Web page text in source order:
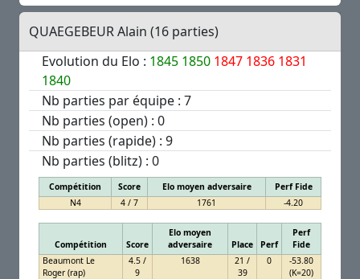
QUAEGEBEUR Alain (16 parties)
Evolution du Elo : 1845 1850 1847 1836 1831
1840
Nb parties par équipe : 7
Nb parties (open) : 0
Nb parties (rapide) : 9
Nb parties (blitz) : 0
Compétition Score Elo moyen adversaire
Perf Fide
N4
4 / 7 1761 -4.20
Compétition Score
Elo moyen
adversaire
Place Perf
Perf
Fide
Beaumont Le
Roger (rap)
4.5 /
9
1638
21 /
39
0
-53.80
(K=20)